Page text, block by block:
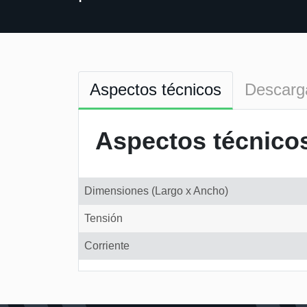
Aspectos técnicos
Aspectos
Dimensiones (Largo x Ancho)
Tensión
Corriente